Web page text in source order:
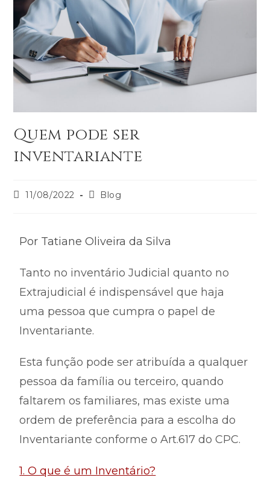
Quem pode ser
inventariante
11/08/2022 Blog
Por Tatiane Oliveira da Silva
Tanto no inventário Judicial quanto no
Extrajudicial é indispensável que haja
uma pessoa que cumpra o papel de
Inventariante.
Esta função pode ser atribuída a qualquer
pessoa da família ou terceiro, quando
faltarem os familiares, mas existe uma
ordem de preferência para a escolha do
Inventariante conforme o Art.617 do CPC.
1. O que é um Inventário?